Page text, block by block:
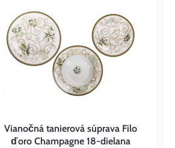
Vianočná tanierová súprava Filo
ďoro Champagne 18-dielana